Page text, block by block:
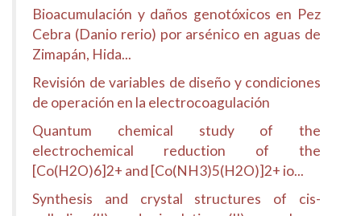
Bioacumulación y daños genotóxicos en Pez
Cebra (Danio rerio) por arsénico en aguas de
Zimapán, Hida...
Revisión de variables de diseño y condiciones
de operación en la electrocoagulación
Quantum chemical study of the
electrochemical reduction of the
[Co(H2O)6]2+ and [Co(NH3)5(H2O)]2+ io...
Synthesis and crystal structures of cis-